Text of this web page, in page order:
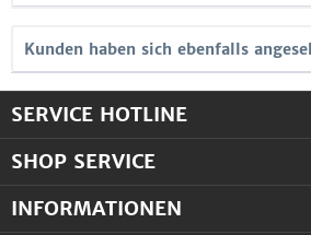
Kunden haben sich ebenfalls
SERVICE HOTLINE
SHOP SERVICE
INFORMATIONEN